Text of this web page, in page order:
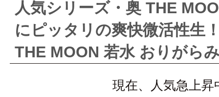
セ
レ
ク
シ
人気シリーズ・奥 THE
にピッタリの爽快微活性生
THE MOON 若水 おりがら
現在、人気急上昇